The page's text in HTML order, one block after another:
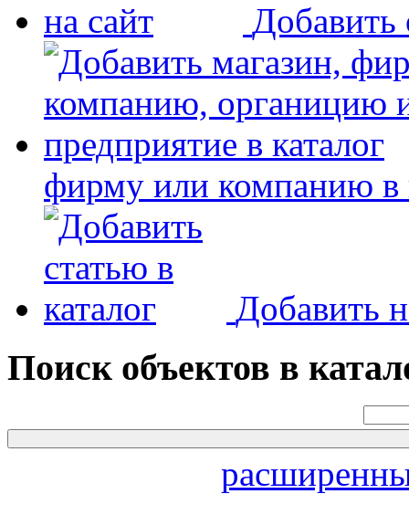
Добавить
фирму или компанию в
Добавить
Поиск объектов в